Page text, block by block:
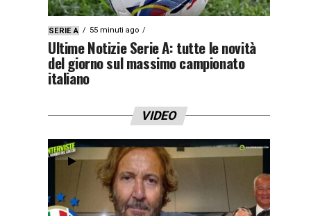
SERIE A 55 minuti ago
Ultime Notizie Serie A: tutte le novità
del giorno sul massimo campionato
italiano
VIDEO